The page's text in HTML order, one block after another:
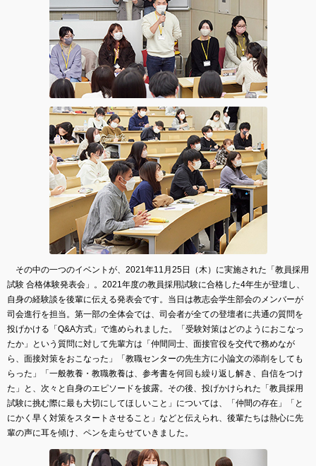
その中の一つのイベントが、2021年11月25日（木）に実施された「教員採用
試験 合格体験発表会」。2021年度の教員採用試験に合格した4年生が登壇し、
自身の経験談を後輩に伝える発表会です。当日は教志会学生部会のメンバーが
司会進行を担当。第一部の全体会では、司会者が全ての登壇者に共通の質問を
投げかける「Q&A方式」で進められました。「受験対策はどのようにおこなっ
たか」という質問に対して先輩方は「仲間同士、面接官役を交代で務めなが
ら、面接対策をおこなった」「教職センターの先生方に小論文の添削をしても
らった」「一般教養・教職教養は、参考書を何回も繰り返し解き、自信をつけ
た」と、次々と自身のエピソードを披露。その後、投げかけられた「教員採用
試験に挑む際に最も大切にしてほしいこと」については、「仲間の存在」「と
にかく早く対策をスタートさせること」などと伝えられ、後輩たちは熱心に先
輩の声に耳を傾け、ペンを走らせていきました。